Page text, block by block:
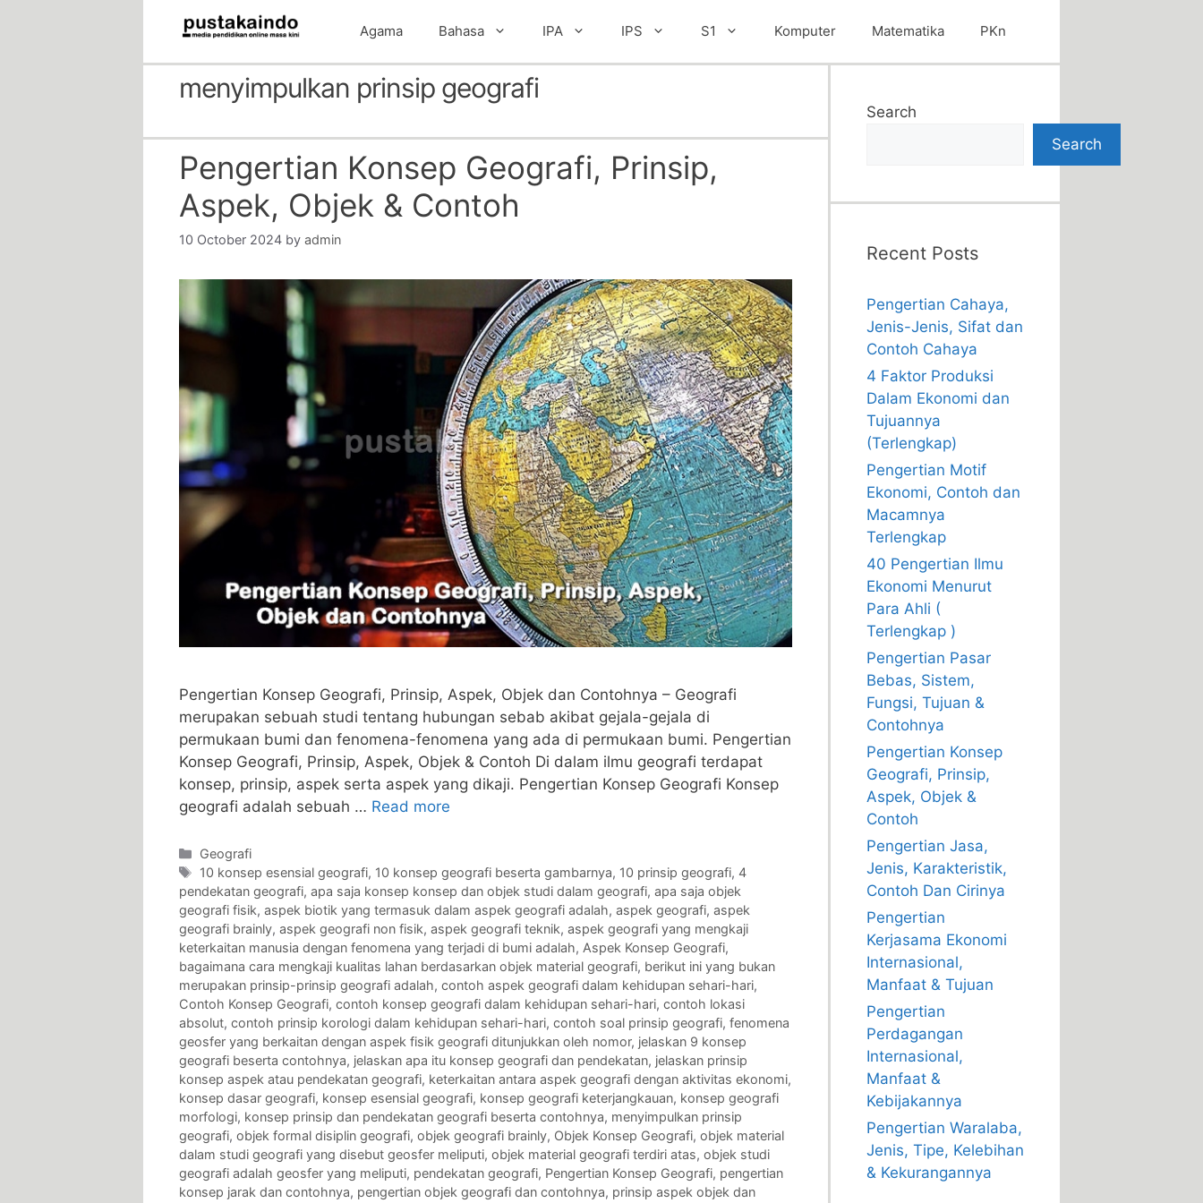
Agama Bahasa IPA IPS S1 Komputer Matematika PKn
menyimpulkan prinsip geografi
Pengertian Konsep Geografi, Prinsip,
Aspek, Objek & Contoh
10 October 2024 by admin
Pengertian Konsep Geografi, Prinsip, Aspek, Objek dan Contohnya – Geografi
merupakan sebuah studi tentang hubungan sebab akibat gejala-gejala di
permukaan bumi dan fenomena-fenomena yang ada di permukaan bumi. Pengertian
Konsep Geografi, Prinsip, Aspek, Objek & Contoh Di dalam ilmu geografi terdapat
konsep, prinsip, aspek serta aspek yang dikaji. Pengertian Konsep Geografi Konsep
geografi adalah sebuah … Read more
Categories
Geografi
Tags
10 konsep esensial geografi, 10 konsep geografi beserta gambarnya, 10 prinsip geografi,4
pendekatan geografi, apa saja konsep konsep dan objek studi dalam geografi, apa saja objek
geografi fisik, aspek biotik yang termasuk dalam aspek geografi adalah, aspek geografi, aspek
geografi brainly, aspek geografi non fisik, aspek geografi teknik, aspek geografi yang mengkaji
keterkaitan manusia dengan fenomena yang terjadi di bumi adalah, Aspek Konsep Geografi,
bagaimana cara mengkaji kualitas lahan berdasarkan objek material geografi, berikut ini yang bukan
merupakan prinsip-prinsip geografi adalah, contoh aspek geografi dalam kehidupan sehari-hari,
Contoh Konsep Geografi, contoh konsep geografi dalam kehidupan sehari-hari, contoh lokasi
absolut, contoh prinsip korologi dalam kehidupan sehari-hari, contoh soal prinsip geografi, fenomena
geosfer yang berkaitan dengan aspek fisik geografi ditunjukkan oleh nomor, jelaskan 9 konsep
geografi beserta contohnya, jelaskan apa itu konsep geografi dan pendekatan, jelaskan prinsip
konsep aspek atau pendekatan geografi, keterkaitan antara aspek geografi dengan aktivitas ekonomi,
konsep dasar geografi, konsep esensial geografi, konsep geografi keterjangkauan, konsep geografi
morfologi, konsep prinsip dan pendekatan geografi beserta contohnya, menyimpulkan prinsip
geografi, objek formal disiplin geografi, objek geografi brainly, Objek Konsep Geografi, objek material
dalam studi geografi yang disebut geosfer meliputi, objek material geografi terdiri atas, objek studi
geografi adalah geosfer yang meliputi, pendekatan geografi, Pengertian Konsep Geografi, pengertian
konsep jarak dan contohnya, pengertian objek geografi dan contohnya, prinsip aspek objek dan
Search
Search
Recent Posts
Pengertian Cahaya,
Jenis-Jenis, Sifat dan
Contoh Cahaya
4 Faktor Produksi
Dalam Ekonomi dan
Tujuannya
(Terlengkap)
Pengertian Motif
Ekonomi, Contoh dan
Macamnya
Terlengkap
40 Pengertian Ilmu
Ekonomi Menurut
Para Ahli (
Terlengkap )
Pengertian Pasar
Bebas, Sistem,
Fungsi, Tujuan &
Contohnya
Pengertian Konsep
Geografi, Prinsip,
Aspek, Objek &
Contoh
Pengertian Jasa,
Jenis, Karakteristik,
Contoh Dan Cirinya
Pengertian
Kerjasama Ekonomi
Internasional,
Manfaat & Tujuan
Pengertian
Perdagangan
Internasional,
Manfaat &
Kebijakannya
Pengertian Waralaba,
Jenis, Tipe, Kelebihan
& Kekurangannya